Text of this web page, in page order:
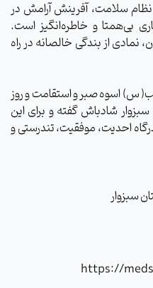
نظام سلامت، آفرینش آرامش در
بی‌همتا و خاطره‌انگیز است.
نمادی از بندگی خالصانه در راه
س) اسوه صبر و استقامت و روز
شادباش گفته و برای این
احدیت، موفقیت، تندرستی و
سبزوار
https://